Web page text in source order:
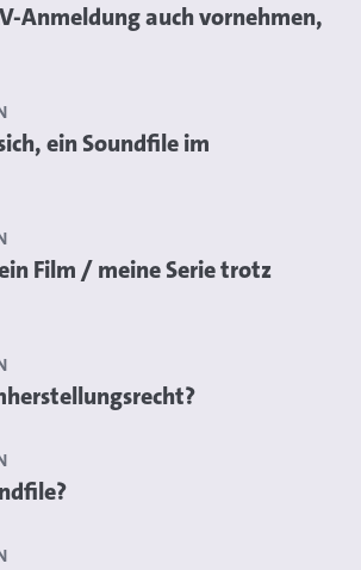
Anmeldung auch vornehmen,
ein Soundfile im
Film / meine Serie trotz